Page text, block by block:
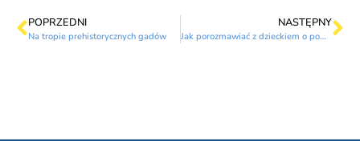
POPRZEDNI
Na tropie prehistorycznych gadów
NASTĘPNY
Jak porozmawiać z dzieckiem o powrocie do przedszkola